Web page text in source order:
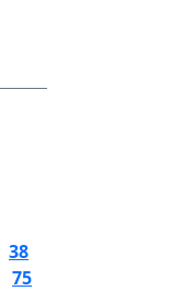
38
75